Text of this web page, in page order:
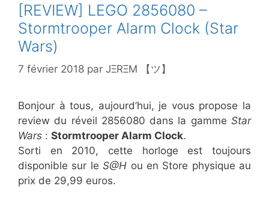
[REVIEW] LEGO 2856080 –
Stormtrooper Alarm Clock (Star
Wars)
7 février 2018 par JΞRΞM 【ツ】
Bonjour à tous, aujourd’hui, je vous propose la
review du réveil 2856080 dans la gamme Star
Wars : Stormtrooper Alarm Clock.
Sorti en 2010, cette horloge est toujours
disponible sur leS@H ou en Store physique au
prix de 29,99 euros.